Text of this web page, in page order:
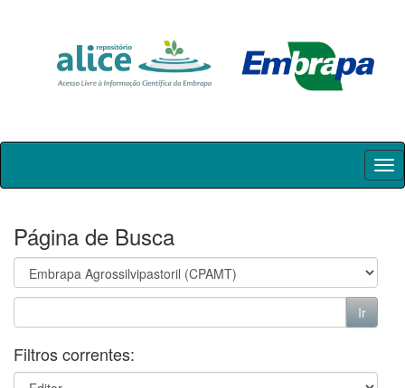
Skip
Página de Busca
Filtros correntes: